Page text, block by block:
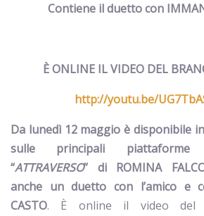
Contiene il duetto con
È ONLINE IL VIDEO DEL
http://youtu.be/
Da lunedì 12 maggioè disponibile
sulle principali piattaforme
“ATTRAVERSO” di ROMINA
anche un duetto con l’amico e
CASTO. È online il video del